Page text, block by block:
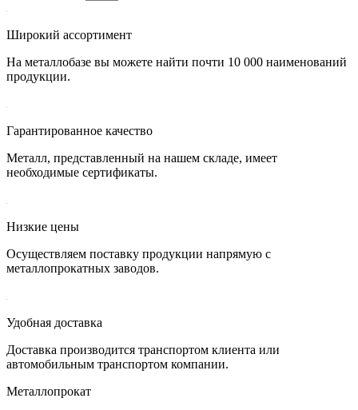
Широкий ассортимент
На металлобазе вы можете найти почти 10 000 наименований
продукции.
Гарантированное качество
Металл, представленный на нашем складе, имеет
необходимые сертификаты.
Низкие цены
Осуществляем поставку продукции напрямую с
металлопрокатных заводов.
Удобная доставка
Доставка производится транспортом клиента или
автомобильным транспортом компании.
Металлопрокат